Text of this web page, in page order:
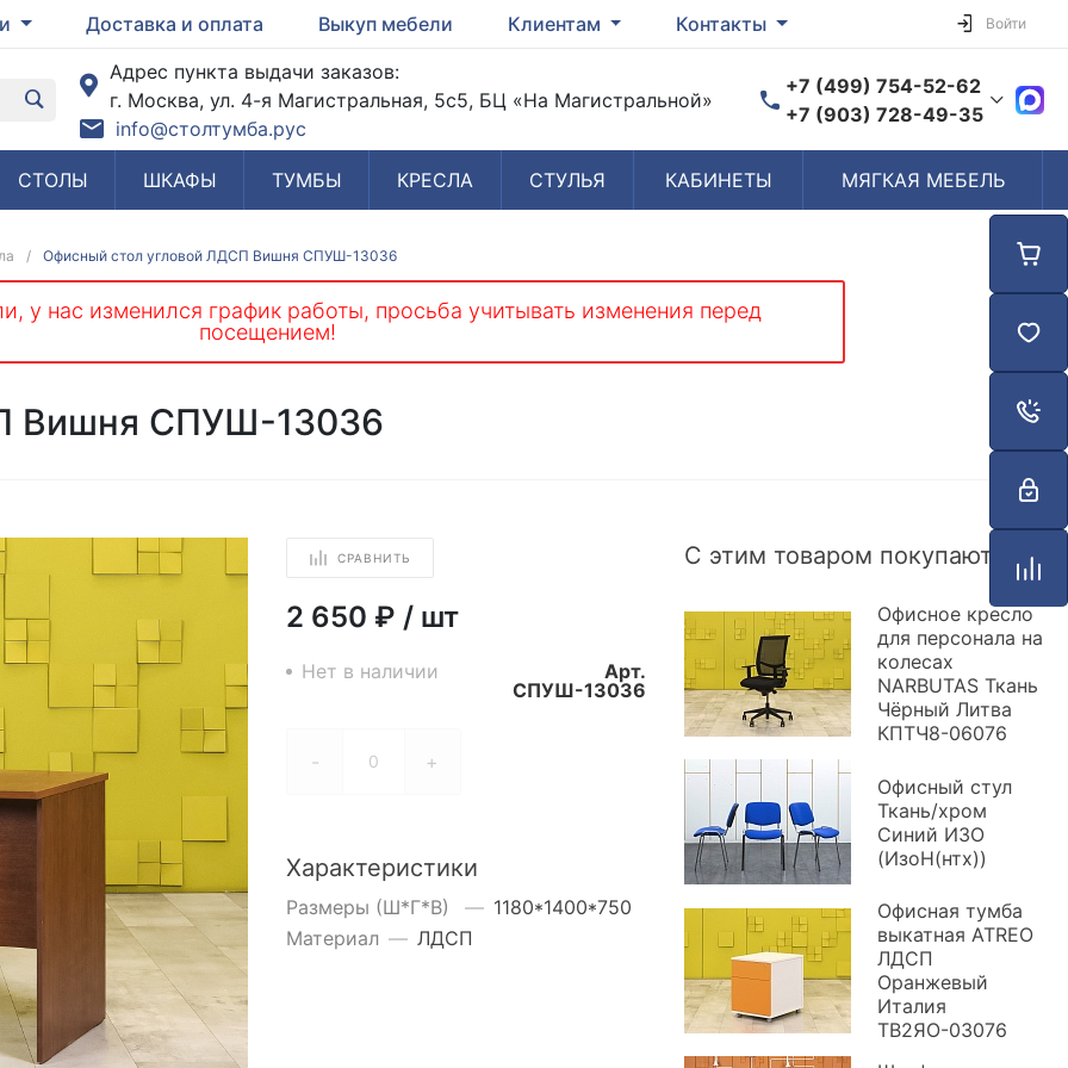
Доставка и оплата Выкуп мебели Клиентам Контакты Войти
Адрес пункта выдачи заказов:
г. Москва, ул. 4-я Магистральная, 5с5, БЦ «На Магистральной»
info@столтумба.рус
+7 (499) 754-52-62
+7 (903) 728-49-35
Время работы
Пн-Пт: 10:00-19:00
СТОЛЫ ШКАФЫ ТУМБЫ КРЕСЛА СТУЛЬЯ КАБИНЕТЫ МЯГКАЯ МЕБЕЛЬ
/ Офисный стол угловой ЛДСП Вишня СПУШ-13036
у нас изменился график работы, просьба учитывать изменения перед
посещением!
Вишня СПУШ-13036
СРАВНИТЬ
2 650 ₽ / шт
Нет в наличии
Арт.
СПУШ-13036
- +
Характеристики
Размеры (Ш*Г*В) — 1180*1400*750
Материал — ЛДСП
С этим товаром покупают
Офисное кресло
для персонала на
колесах
NARBUTAS Ткань
Чёрный Литва
КПТЧ8-06076
Офисный стул
Ткань/хром
Синий ИЗО
(ИзоН(нтх))
Офисная тумба
выкатная ATREO
ЛДСП
Оранжевый
Италия
ТВ2ЯО-03076